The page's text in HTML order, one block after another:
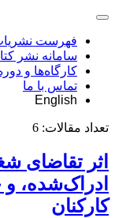
فهرست
سامانه نشر
کارگاه‌ها و
تماس با ما
English
تعداد مقالات: 6
اثر تقاضای
ادراک‌شده،
کارکنان